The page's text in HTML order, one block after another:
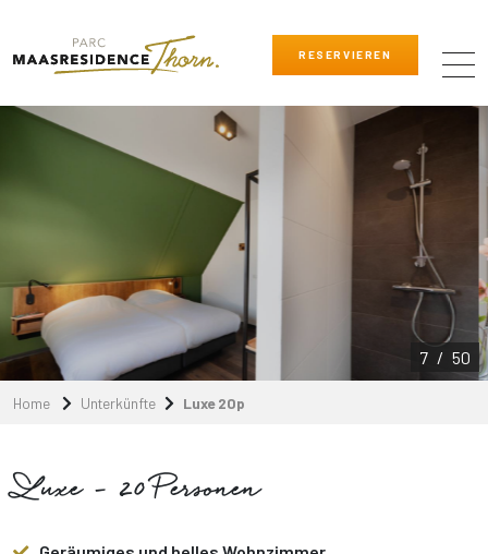
RESERVIEREN
8 / 50
Home Unterkünfte Luxe 20p
Luxe - 20 Personen